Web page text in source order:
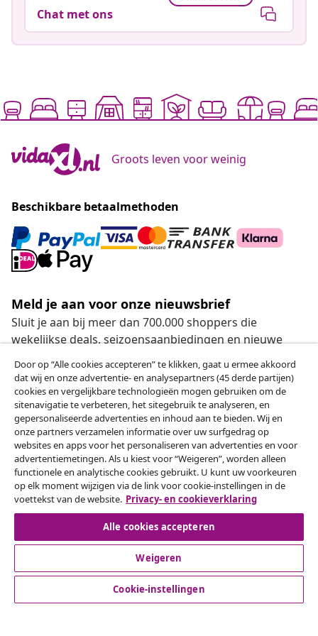
Chat met ons
Groots leven voor weinig
Beschikbare betaalmethoden
Meld je aan voor onze nieuwsbrief
Sluit je aan bij meer dan 700.000 shoppers die
wekelijkse deals, seizoensaanbiedingen en nieuwe
Onze sociale media
Herroeping van de overeenkomst
Een annulering voor je bestelling indienen
Herroeping van de overeenkomst
Klantenservice
Door op “Alle cookies accepteren” te klikken, gaat u ermee akkoord
dat wij en onze advertentie- en analysepartners (45 derde partijen)
cookies en vergelijkbare technologieën mogen gebruiken om de
sitenavigatie te verbeteren, het sitegebruik te analyseren, en
gepersonaliseerde advertenties en inhoud aan te bieden. Wij en
onze partners verzamelen informatie over uw surfgedrag op
websites en apps voor het personaliseren van advertenties en voor
advertentiemetingen. Als u kiest voor “Weigeren”, worden alleen
functionele en analytische cookies gebruikt. U kunt uw voorkeuren
op elk moment wijzigen via de link voor cookie-instellingen in de
voettekst van de website. Privacy- en cookieverklaring
Alle cookies accepteren
Weigeren
Cookie-instellingen